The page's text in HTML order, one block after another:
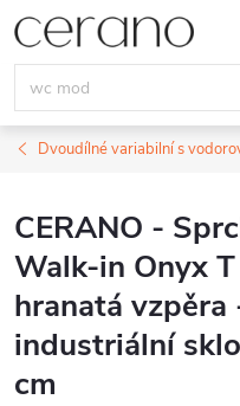
Přejít
na
obsah
Dvoudílné variabilní s
CERANO -
Walk-in Onyx
hranatá vzpěra
industriální
cm